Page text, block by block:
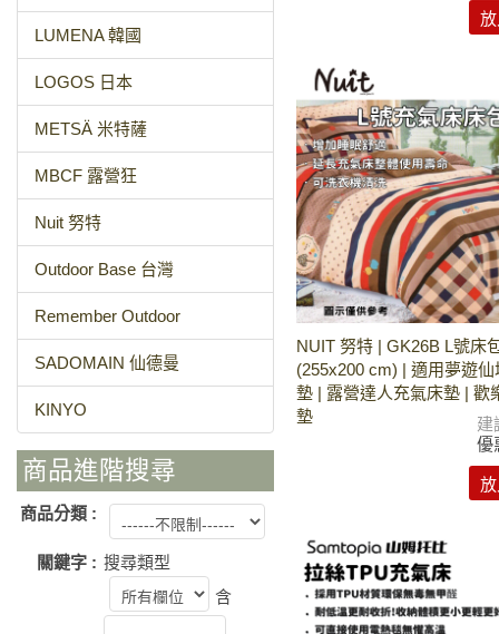
LUMENA 韓國
LOGOS 日本
METSÄ 米特薩
MBCF 露營狂
Nuit 努特
Outdoor Base 台灣
Remember Outdoor
SADOMAIN 仙德曼
KINYO
商品進階搜尋
商品分類 :
關鍵字 : 搜尋類型
含
NUIT 努特 | GK26B L號床
(255x200 cm) | 適用夢遊
墊 | 露營達人充氣床墊 | 歡
墊
建
優